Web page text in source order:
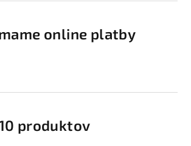
online platby
produktov